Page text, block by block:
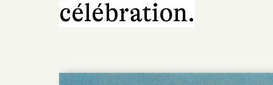
célébration.